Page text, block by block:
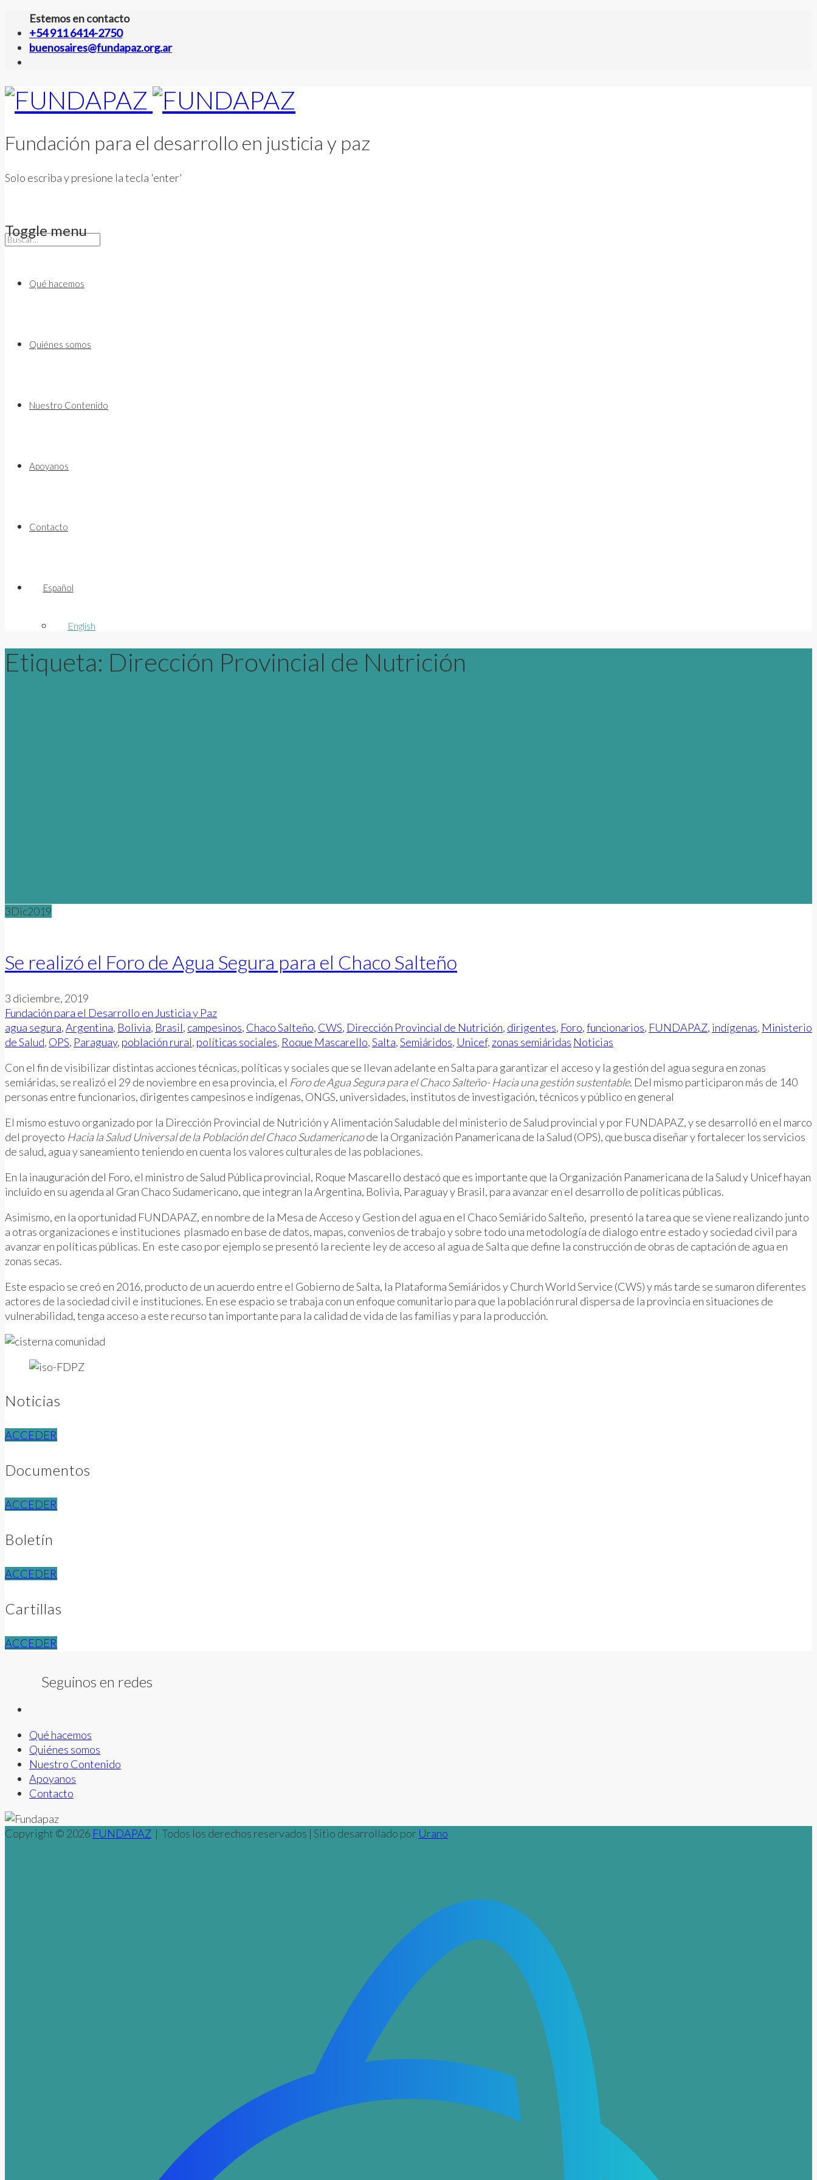
Estemos en contacto
+54 911 6414-2750
buenosaires@fundapaz.org.ar
Fundación para el desarrollo en justicia y paz
Solo escriba y presione la tecla 'enter'
Toggle menu
contentQué hacemos
Quiénes somos
Nuestro Contenido
Apoyanos
Contacto
Español
English
Etiqueta: Dirección Provincial de Nutrición
3Dic2019
Se realizó el Foro de Agua Segura para el Chaco Salteño
3 diciembre, 2019
Fundación para el Desarrollo en Justicia y Paz
agua segura,Argentina, Bolivia, Brasil, campesinos, Chaco Salteño, CWS, Dirección Provincial de Nutrición, dirigentes, Foro,funcionarios, FUNDAPAZ, indígenas, Ministerio
de Salud, OPS, Paraguay, población rural, políticas sociales, Roque Mascarello,Salta,Semiáridos, Unicef, zonas semiáridas Noticias
Con el fin de visibilizar distintas acciones técnicas, políticas y sociales que se llevan adelante en Salta para garantizar el acceso y la gestión del agua segura en zonas
semiáridas, se realizó el 29 de noviembre en esa provincia, el Foro de Agua Segura para el Chaco Salteño- Hacia una gestión sustentable. Del mismo participaron más de 140
personas entre funcionarios, dirigentes campesinos e indígenas, ONGS, universidades, institutos de investigación, técnicos y público en general
El mismo estuvo organizado por la Dirección Provincial de Nutrición y Alimentación Saludable del ministerio de Salud provincial y por FUNDAPAZ, y se desarrolló en el marco
del proyecto Hacia la Salud Universal de la Población del Chaco Sudamericanode la Organización Panamericana de la Salud (OPS), que busca diseñar y fortalecer los servicios
de salud, agua y saneamiento teniendo en cuenta los valores culturales de las poblaciones.
En la inauguración del Foro, el ministro de Salud Pública provincial, Roque Mascarello destacó que es importante que la Organización Panamericana de la Salud y Unicef hayan
incluido en su agenda al Gran Chaco Sudamericano, que integran la Argentina, Bolivia, Paraguay y Brasil, para avanzar en el desarrollo de políticas públicas.
Asimismo, en la oportunidad FUNDAPAZ, en nombre de la Mesa de Acceso y Gestion del agua en el Chaco Semiárido Salteño, presentó la tarea que se viene realizando junto
a otras organizaciones e instituciones plasmado en base de datos, mapas, convenios de trabajo y sobre todo una metodología de dialogo entre estado y sociedad civil para
avanzar en políticas públicas. En este caso por ejemplo se presentó la reciente ley de acceso al agua de Salta que define la construcción de obras de captación de agua en
zonas secas.
Este espacio se creó en 2016, producto de un acuerdo entre el Gobierno de Salta, la Plataforma Semiáridos y Church World Service (CWS) y más tarde se sumaron diferentes
actores de la sociedad civil e instituciones. En ese espacio se trabaja con un enfoque comunitario para que la población rural dispersa de la provincia en situaciones de
vulnerabilidad, tenga acceso a este recurso tan importante para la calidad de vida de las familias y para la producción.
Noticias
ACCEDER
Documentos
ACCEDER
Boletín
ACCEDER
Cartillas
ACCEDER
Seguinos en redes
Qué hacemos
Quiénes somos
Nuestro Contenido
Apoyanos
Contacto
Copyright © 2026 FUNDAPAZ | Todos los derechos reservados | Sitio desarrollado por Urano